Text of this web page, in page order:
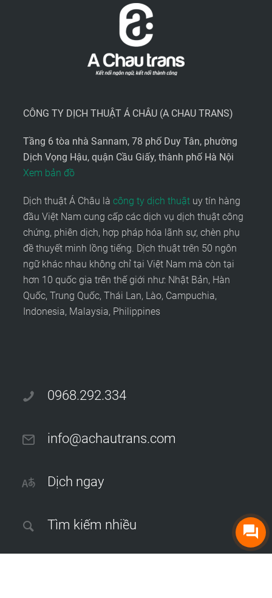
CÔNG TY DỊCH THUẬT Á CHÂU (A CHAU TRANS)
Tầng 6 tòa nhà Sannam, 78 phố Duy Tân, phường
Dịch Vọng Hậu, quận Cầu Giấy, thành phố Hà Nội
Xem bản đồ
Dịch thuật Á Châu là công ty dịch thuậtuy tín hàng
đầu Việt Nam cung cấp các dịch vụ dịch thuật công
chứng, phiên dịch, hợp pháp hóa lãnh sự, chèn phụ
đề thuyết minh lồng tiếng. Dịch thuật trên 50 ngôn
ngữ khác nhau không chỉ tại Việt Nam mà còn tại
hơn 10 quốc gia trên thế giới như: Nhật Bản, Hàn
Quốc, Trung Quốc, Thái Lan, Lào, Campuchia,
Indonesia, Malaysia, Philippines
0968.292.334
info@achautrans.com
Dịch ngay
Tìm kiếm nhiều